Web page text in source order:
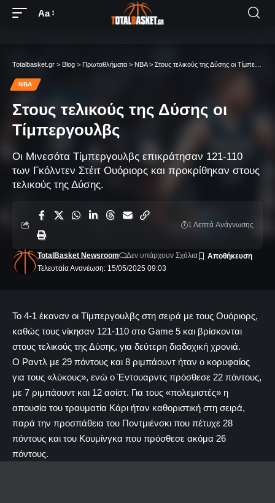
Aa
Totalbasket.gr > Blog > Πρωταθλήματα > NBA> Στους τελικούς της Δύσης οι Τίμπεργουλβς
NBA
Στους τελικούς της Δύσης οι
Τίμπεργουλβς
Οι Μινεσότα Τίμπεργουλβς επικράτησαν 121-110
των Γκόλντεν Στέιτ Ουόριορς και προκρίθηκαν στους
τελικούς της Δύσης.
Τελευταία Ανανέωση: 15/05/2025 09:03
TotalBasket Newsroom Δεν υπάρχουν Σχόλια
1 Λεπτά Aνάγνωσης
Το 4-1 έκαναν οι Τίμπεργουλβς στη σειρά με τους Ουόριορς,
καθώς τους νίκησαν 121-110 στο Game 5 και βρίσκονται
στους τελικούς της Δύσης, για δεύτερη διαδοχική χρονιά.
Ο Ραντλ με 29 πόντους και 8 ριμπάουντ ήταν ο κορυφαίος
για τους «λύκους», ενώ ο Έντουαρντς πρόσθεσε 22 πόντους,
με 7 ριμπάουντ και 12 ασίστ. Για τους «πολεμιστές» η
απουσία του τραυματία Κάρι ήταν καθοριστική στη σειρά,
παρά την προσπάθεια του Ποντμιένσκι που πέτυχε 28
πόντους και του Κουμίνγκα που πρόσθεσε ακόμα 26
πόντους.